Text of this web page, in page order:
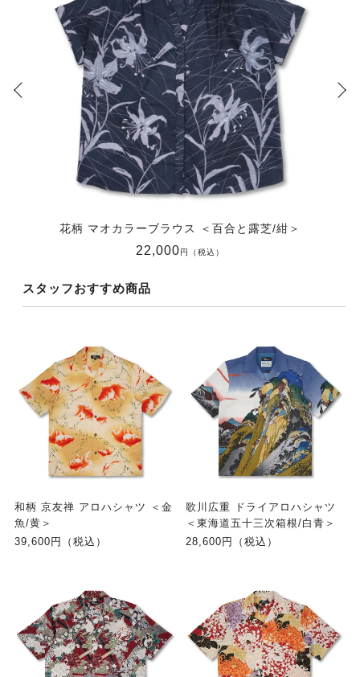
花柄 マオカラーブラウス ＜百合と露芝/紺＞
22,000円（税込）
スタッフおすすめ商品
和柄 京友禅 アロハシャツ ＜金
魚/黄＞
39,600円（税込）
歌川広重 ドライアロハシャツ
＜東海道五十三次箱根/白青＞
28,600円（税込）